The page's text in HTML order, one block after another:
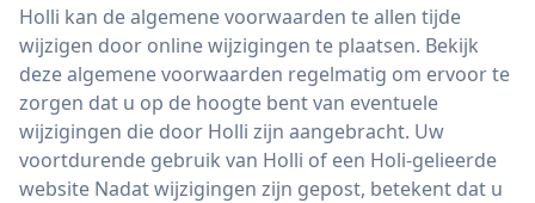
Holli kan de algemene voorwaarden te allen tijde
wijzigen door online wijzigingen te plaatsen. Bekijk
deze algemene voorwaarden regelmatig om ervoor te
zorgen dat u op de hoogte bent van eventuele
wijzigingen die door Holli zijn aangebracht. Uw
voortdurende gebruik van Holli of een Holi-gelieerde
website Nadat wijzigingen zijn gepost, betekent dat u